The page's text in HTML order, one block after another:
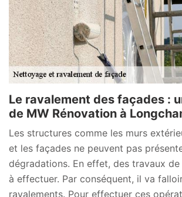
Le ravalement des façades :
de MW Rénovation à
Les structures comme les murs
et les façades ne peuvent pas
dégradations. En effet, des travaux
à effectuer. Par conséquent, il va
ravalements. Pour effectuer ces